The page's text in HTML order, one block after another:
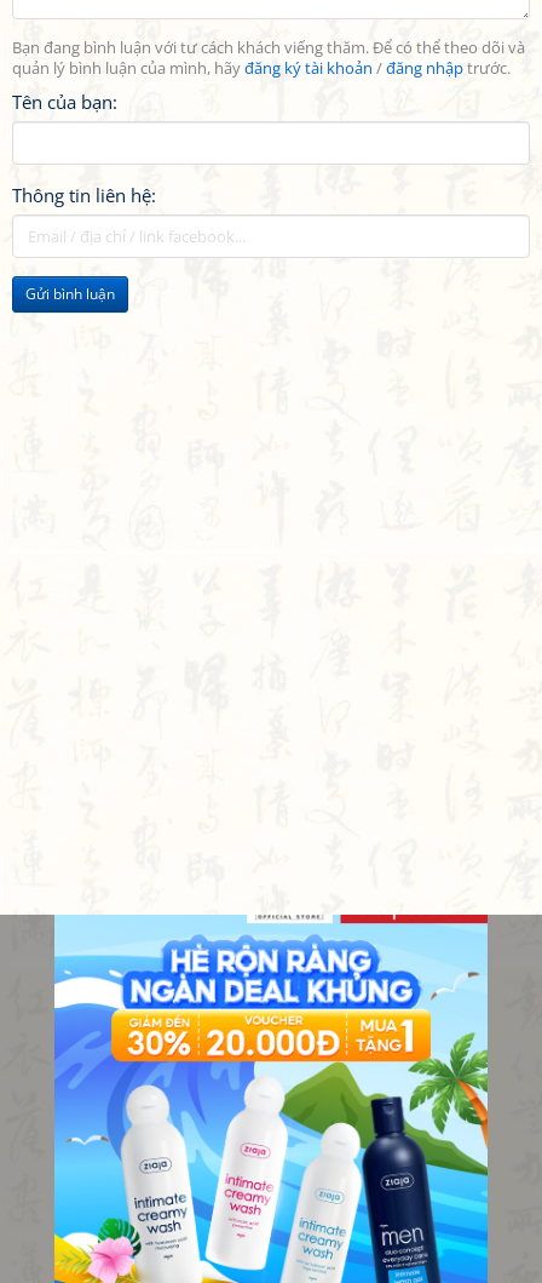
Bạn đang bình luận với tư cách khách viếng thăm. Để có thể theo dõi và
quản lý bình luận của mình, hãyđăng ký tài khoản /đăng nhậptrước.
Tên của bạn:
Thông tin liên hệ:
Gửi bình luận